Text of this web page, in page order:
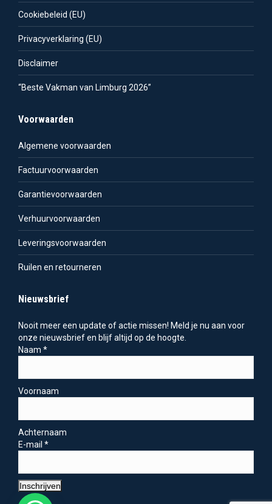
Cookiebeleid (EU)
Privacyverklaring (EU)
Disclaimer
“Beste Vakman van Limburg 2026”
Voorwaarden
Algemene voorwaarden
Factuurvoorwaarden
Garantievoorwaarden
Verhuurvoorwaarden
Leveringsvoorwaarden
Ruilen en retourneren
Nieuwsbrief
Nooit meer een update of actie missen! Meld je nu aan voor
onze nieuwsbrief en blijf altijd op de hoogte.
Naam *
Voornaam
Achternaam
E-mail *
Inschrijven